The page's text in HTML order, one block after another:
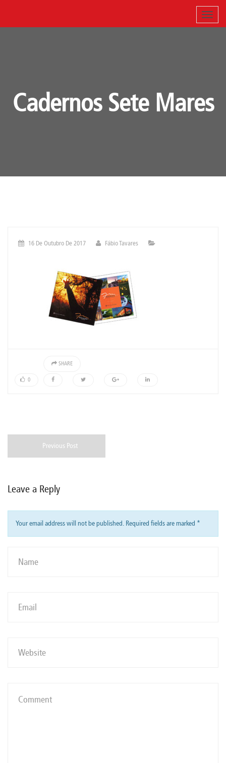
Cadernos Sete Mares
16 De Outubro De 2017 Fábio Tavares
0
SHARE
Previous Post
Leave a Reply
Your email address will not be published. Required fields are marked *